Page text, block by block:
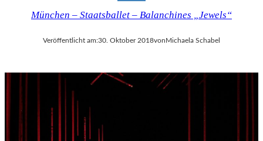
München – Staatsballet – Balanchines „Jewels“
Veröffentlicht am:30. Oktober 2018von Michaela Schabel